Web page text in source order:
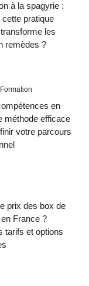
à la spagyrie :
pratique
les
remèdes ?
Formation
en
méthode efficace
votre parcours
prix des box de
France ?
tarifs et options